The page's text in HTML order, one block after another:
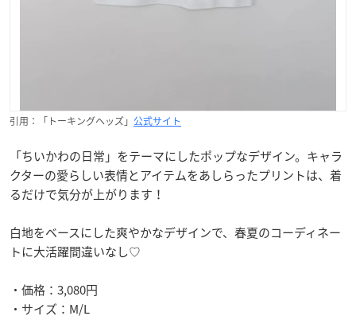
引用：「トーキングヘッズ」 公式サイト
「ちいかわの日常」をテーマにしたポップなデザイン。キャラ
クターの愛らしい表情とアイテムをあしらったプリントは、着
るだけで気分が上がります！
白地をベースにした爽やかなデザインで、春夏のコーディネー
トに大活躍間違いなし♡
・価格：3,080円
・サイズ：M/L